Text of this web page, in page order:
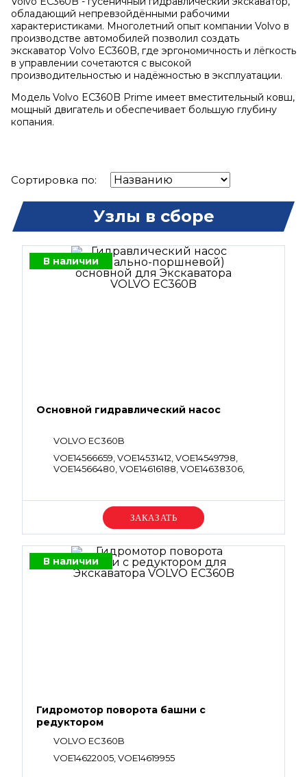
обладающий непревзойдёнными рабочими
характеристиками. Многолетний опыт компании Volvo в
производстве автомобилей позволил создать
экскаватор Volvo EC360B, где эргономичность и лёгкость
в управлении сочетаются с высокой
производительностью и надёжностью в эксплуатации.
Модель Volvo EC360B Prime имеет вместительный ковш,
мощный двигатель и обеспечивает большую глубину
копания.
Сортировка по:
Узлы в сборе
В наличии
Основной гидравлический насос
VOLVO EC360B
VOE14566659, VOE14531412, VOE14549798,
VOE14566480, VOE14616188, VOE14638306,
Уточняйте цену
В наличии
Гидромотор поворота башни с
редуктором
VOLVO EC360B
VOE14622005, VOE14619955